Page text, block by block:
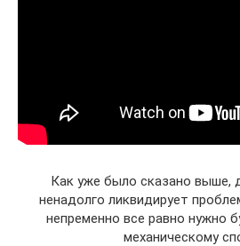
Как уже было сказано выше,
ненадолго ликвидирует
непременно все равно нужно
механическому